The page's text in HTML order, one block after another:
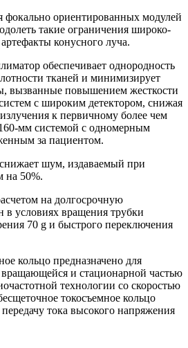
фокально ориентированных модулей
такие ограничения широко-
конусного луча.
обеспечивает однородность
тканей и минимизирует
вызванные повышением жесткости
с широким детектором, снижая
к первичному более чем
мм системой с одномерным
за пациентом.
шум, издаваемый при
на 50%.
на долгосрочную
в условиях вращения трубки
70 g и быстрого переключения
кольцо предназначено для
и стационарной частью
технологии со скоростью
токосъемное кольцо
тока высокого напряжения